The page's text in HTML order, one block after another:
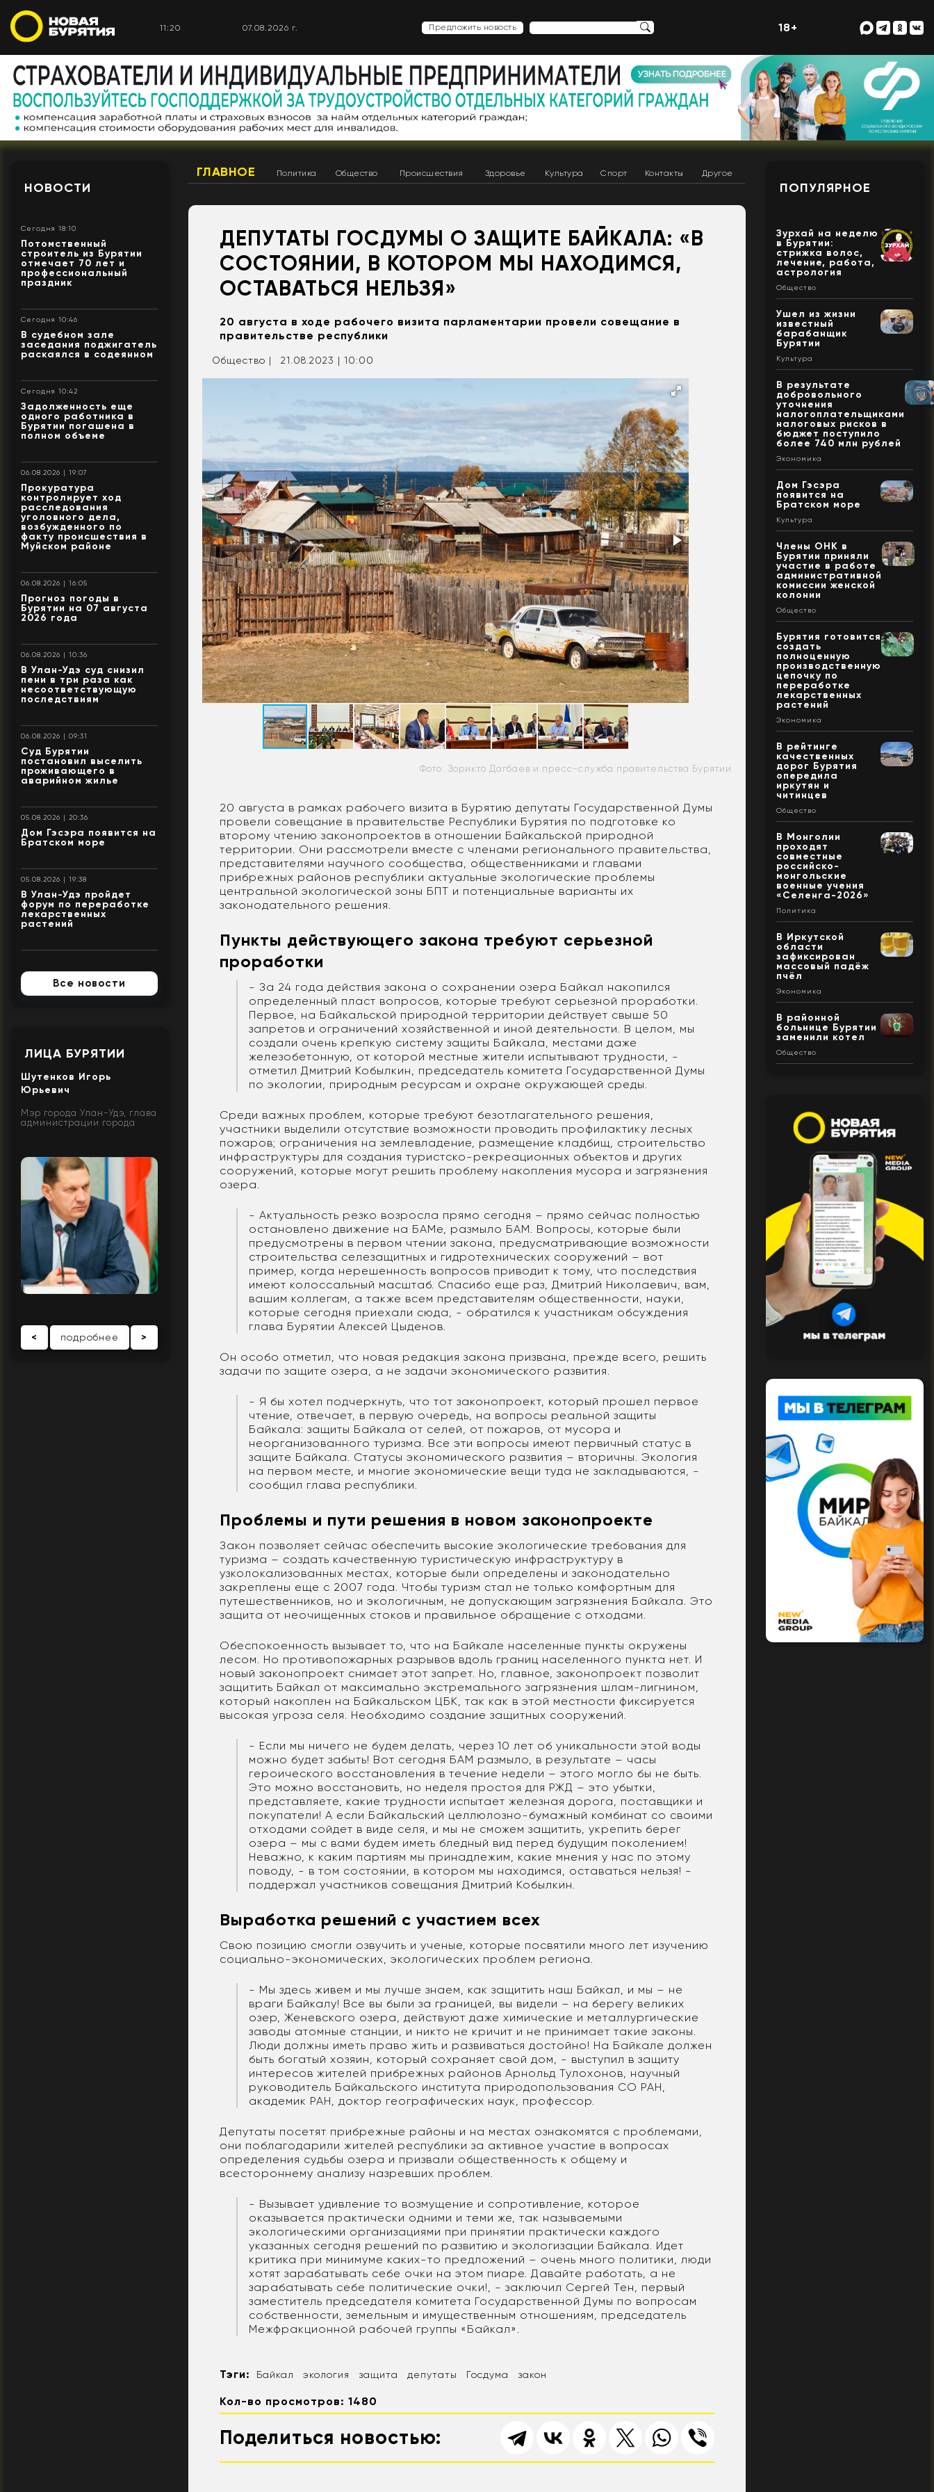
11:20 07.08.2026 г. Предложить новость 18+
НОВОСТИ
Сегодня 18:10
Потомственный
строитель из Бурятии
отмечает 70 лет и
профессиональный
праздник
Сегодня 10:46
В судебном зале
заседания поджигатель
раскаялся в содеянном
Сегодня 10:42
Задолженность еще
одного работника в
Бурятии погашена в
полном объеме
06.08.2026 | 19:07
Прокуратура
контролирует ход
расследования
уголовного дела,
возбужденного по
факту происшествия в
Муйском районе
06.08.2026 | 16:05
Прогноз погоды в
Бурятии на 07 августа
2026 года
06.08.2026 | 10:36
В Улан-Удэ суд снизил
пени в три раза как
несоответствующую
последствиям
06.08.2026 | 09:31
Суд Бурятии
постановил выселить
проживающего в
аварийном жилье
05.08.2026 | 20:36
Дом Гэсэра появится на
Братском море
05.08.2026 | 19:38
В Улан-Удэ пройдет
форум по переработке
лекарственных
растений
Все новости
ЛИЦА БУРЯТИИ
Шутенков Игорь
Юрьевич
Мэр города Улан-Удэ, глава
администрации города
< подробнее >
ГЛАВНОЕ Политика Общество Происшествия Здоровье Культура Спорт Контакты Другое
ДЕПУТАТЫ ГОСДУМЫ О ЗАЩИТЕ БАЙКАЛА: «В
СОСТОЯНИИ, В КОТОРОМ МЫ НАХОДИМСЯ,
ОСТАВАТЬСЯ НЕЛЬЗЯ»
20 августа в ходе рабочего визита парламентарии провели совещание в
правительстве республики
Общество | 21.08.2023 | 10:00
Фото: Зорикто Дагбаев и пресс-служба правительства Бурятии
20 августа в рамках рабочего визита в Бурятию депутаты Государственной Думы
провели совещание в правительстве Республики Бурятия по подготовке ко
второму чтению законопроектов в отношении Байкальской природной
территории. Они рассмотрели вместе с членами регионального правительства,
представителями научного сообщества, общественниками и главами
прибрежных районов республики актуальные экологические проблемы
центральной экологической зоны БПТ и потенциальные варианты их
законодательного решения.
Пункты действующего закона требуют серьезной
проработки
- За 24 года действия закона о сохранении озера Байкал накопился
определенный пласт вопросов, которые требуют серьезной проработки.
Первое, на Байкальской природной территории действует свыше 50
запретов и ограничений хозяйственной и иной деятельности. В целом, мы
создали очень крепкую систему защиты Байкала, местами даже
железобетонную, от которой местные жители испытывают трудности, -
отметил Дмитрий Кобылкин, председатель комитета Государственной Думы
по экологии, природным ресурсам и охране окружающей среды.
Среди важных проблем, которые требуют безотлагательного решения,
участники выделили отсутствие возможности проводить профилактику лесных
пожаров; ограничения на землевладение, размещение кладбищ, строительство
инфраструктуры для создания туристско-рекреационных объектов и других
сооружений, которые могут решить проблему накопления мусора и загрязнения
озера.
- Актуальность резко возросла прямо сегодня – прямо сейчас полностью
остановлено движение на БАМе, размыло БАМ. Вопросы, которые были
предусмотрены в первом чтении закона, предусматривающие возможности
строительства селезащитных и гидротехнических сооружений – вот
пример, когда нерешенность вопросов приводит к тому, что последствия
имеют колоссальный масштаб. Спасибо еще раз, Дмитрий Николаевич, вам,
вашим коллегам, а также всем представителям общественности, науки,
которые сегодня приехали сюда, - обратился к участникам обсуждения
глава Бурятии Алексей Цыденов.
Он особо отметил, что новая редакция закона призвана, прежде всего, решить
задачи по защите озера, а не задачи экономического развития.
- Я бы хотел подчеркнуть, что тот законопроект, который прошел первое
чтение, отвечает, в первую очередь, на вопросы реальной защиты
Байкала: защиты Байкала от селей, от пожаров, от мусора и
неорганизованного туризма. Все эти вопросы имеют первичный статус в
защите Байкала. Статусы экономического развития – вторичны. Экология
на первом месте, и многие экономические вещи туда не закладываются, -
сообщил глава республики.
Проблемы и пути решения в новом законопроекте
Закон позволяет сейчас обеспечить высокие экологические требования для
туризма – создать качественную туристическую инфраструктуру в
узколокализованных местах, которые были определены и законодательно
закреплены еще с 2007 года. Чтобы туризм стал не только комфортным для
путешественников, но и экологичным, не допускающим загрязнения Байкала. Это
защита от неочищенных стоков и правильное обращение с отходами.
Обеспокоенность вызывает то, что на Байкале населенные пункты окружены
лесом. Но противопожарных разрывов вдоль границ населенного пункта нет. И
новый законопроект снимает этот запрет. Но, главное, законопроект позволит
защитить Байкал от максимально экстремального загрязнения шлам-лигнином,
который накоплен на Байкальском ЦБК, так как в этой местности фиксируется
высокая угроза селя. Необходимо создание защитных сооружений.
- Если мы ничего не будем делать, через 10 лет об уникальности этой воды
можно будет забыть! Вот сегодня БАМ размыло, в результате – часы
героического восстановления в течение недели – этого могло бы не быть.
Это можно восстановить, но неделя простоя для РЖД – это убытки,
представляете, какие трудности испытает железная дорога, поставщики и
покупатели! А если Байкальский целлюлозно-бумажный комбинат со своими
отходами сойдет в виде селя, и мы не сможем защитить, укрепить берег
озера – мы с вами будем иметь бледный вид перед будущим поколением!
Неважно, к каким партиям мы принадлежим, какие мнения у нас по этому
поводу, - в том состоянии, в котором мы находимся, оставаться нельзя! -
поддержал участников совещания Дмитрий Кобылкин.
Выработка решений с участием всех
Свою позицию смогли озвучить и ученые, которые посвятили много лет изучению
социально-экономических, экологических проблем региона.
- Мы здесь живем и мы лучше знаем, как защитить наш Байкал, и мы – не
враги Байкалу! Все вы были за границей, вы видели – на берегу великих
озер, Женевского озера, действуют даже химические и металлургические
заводы атомные станции, и никто не кричит и не принимает такие законы.
Люди должны иметь право жить и развиваться достойно! На Байкале должен
быть богатый хозяин, который сохраняет свой дом, - выступил в защиту
интересов жителей прибрежных районов Арнольд Тулохонов, научный
руководитель Байкальского института природопользования СО РАН,
академик РАН, доктор географических наук, профессор.
Депутаты посетят прибрежные районы и на местах ознакомятся с проблемами,
они поблагодарили жителей республики за активное участие в вопросах
определения судьбы озера и призвали общественность к общему и
всестороннему анализу назревших проблем.
- Вызывает удивление то возмущение и сопротивление, которое
оказывается практически одними и теми же, так называемыми
экологическими организациями при принятии практически каждого
указанных сегодня решений по развитию и экологизации Байкала. Идет
критика при минимуме каких-то предложений – очень много политики, люди
хотят зарабатывать себе очки на этом пиаре. Давайте работать, а не
зарабатывать себе политические очки!, - заключил Сергей Тен, первый
заместитель председателя комитета Государственной Думы по вопросам
собственности, земельным и имущественным отношениям, председатель
Межфракционной рабочей группы «Байкал».
Тэги: Байкал экология защита депутаты Госдума закон
Кол-во просмотров: 1480
Поделиться новостью:
ПОПУЛЯРНОЕ
Зурхай на неделю
в Бурятии:
стрижка волос,
лечение, работа,
астрология
Общество
Ушел из жизни
известный
барабанщик
Бурятии
Культура
В результате
добровольного
уточнения
налогоплательщиками
налоговых рисков в
бюджет поступило
более 740 млн рублей
Экономика
Дом Гэсэра
появится на
Братском море
Культура
Члены ОНК в
Бурятии приняли
участие в работе
административной
комиссии женской
колонии
Общество
Бурятия готовится
создать
полноценную
производственную
цепочку по
переработке
лекарственных
растений
Экономика
В рейтинге
качественных
дорог Бурятия
опередила
иркутян и
читинцев
Общество
В Монголии
проходят
совместные
российско-
монгольские
военные учения
«Селенга-2026»
Политика
В Иркутской
области
зафиксирован
массовый падёж
пчёл
Экономика
В районной
больнице Бурятии
заменили котел
Общество